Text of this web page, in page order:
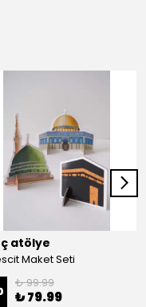
atölye
Maket Seti
₺ 99.99
₺ 79.99